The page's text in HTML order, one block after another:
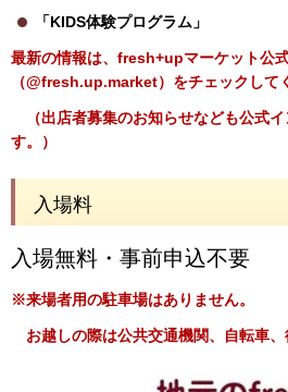
「KIDS体験プログラム」
最新の情報は、fresh+upマーケット公
（@fresh.up.market）をチェックして
（出店者募集のお知らせなども公式イ
す。）
入場料
入場無料・事前申込不要
※来場者用の駐車場はありません。
お越しの際は公共交通機関、自転車、